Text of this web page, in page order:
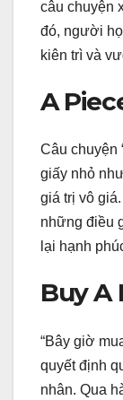
câu chuyện
đó, người
kiên trì và
A
Câu chuyện
giấy nhỏ
giá trị vô
những điều
lại hạnh
Buy A
“Bây giờ
quyết định
nhân. Qua